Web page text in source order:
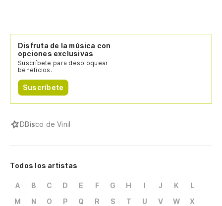
Disfruta de la música con
opciones exclusivas
Suscríbete para desbloquear
beneficios.
Suscríbete
DDisco de Vinil
Todos los artistas
A B C D E F G H I J K
L
M
N O P Q R S T U V W
X